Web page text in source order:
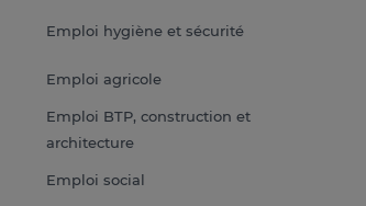
Emploi hygiène et sécurité
Emploi agricole
Emploi BTP, construction et
architecture
Emploi social